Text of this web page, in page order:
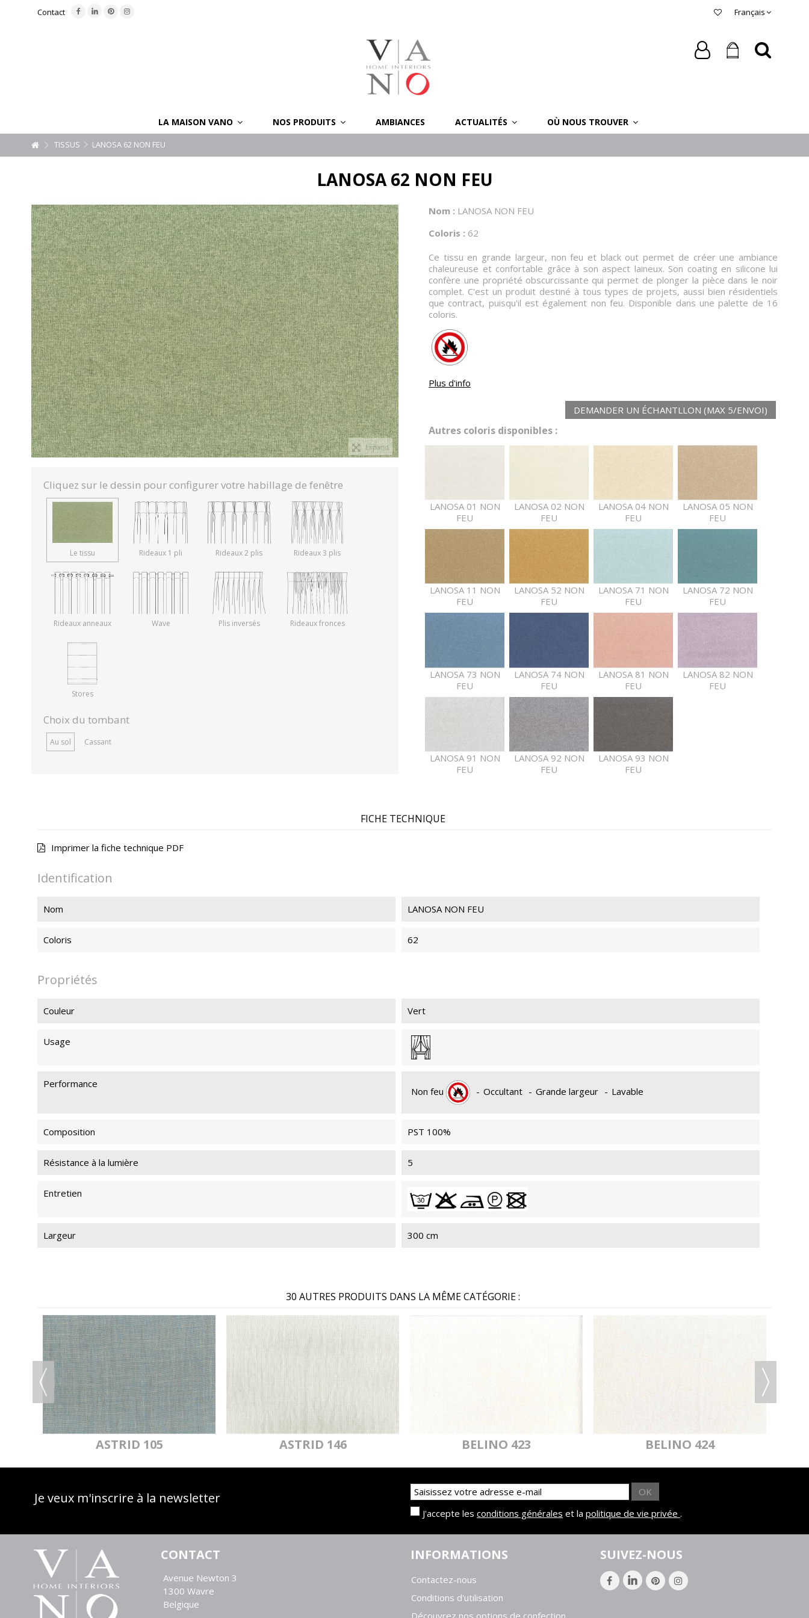
Français
Contact
LA MAISON VANO NOS PRODUITS AMBIANCES ACTUALITÉS OÙ NOUS TROUVER
TISSUS LANOSA 62 NON FEU
LANOSA 62 NON FEU
Expand
Cliquez sur le dessin pour configurer votre habillage de fenêtre
Le tissu Rideaux 1 pli Rideaux 2 plis Rideaux 3 plis
Rideaux anneaux Wave Plis inversés Rideaux fronces
Stores
Choix du tombant
Au sol Cassant
Nom : LANOSA NON FEU
Coloris : 62
Ce tissu en grande largeur, non feu et black out permet de créer une ambiance
chaleureuse et confortable grâce à son aspect laineux. Son coating en silicone lui
confère une propriété obscurcissante qui permet de plonger la pièce dans le noir
complet. C'est un produit destiné à tous types de projets, aussi bien résidentiels
que contract, puisqu'il est également non feu. Disponible dans une palette de 16
coloris.
Plus d'info
DEMANDER UN ÉCHANTLLON (MAX 5/ENVOI)
Autres coloris disponibles :
LANOSA 01 NON
FEU
LANOSA 02 NON
FEU
LANOSA 04 NON
FEU
LANOSA 05 NON
FEU
LANOSA 11 NON
FEU
LANOSA 52 NON
FEU
LANOSA 71 NON
FEU
LANOSA 72 NON
FEU
LANOSA 73 NON
FEU
LANOSA 74 NON
FEU
LANOSA 81 NON
FEU
LANOSA 82 NON
FEU
LANOSA 91 NON
FEU
LANOSA 92 NON
FEU
LANOSA 93 NON
FEU
FICHE TECHNIQUE
Imprimer la fiche technique PDF
Identification
Nom LANOSA NON FEU
Coloris 62
Propriétés
Couleur Vert
Usage
Performance
Non feu - Occultant - Grande largeur - Lavable
Composition PST 100%
Résistance à la lumière 5
Entretien
Largeur 300 cm
30 AUTRES PRODUITS DANS LA MÊME CATÉGORIE :
ASTRID 105 ASTRID 146 BELINO 423 BELINO 424
Je veux m'inscrire à la newsletter
OK
J'accepte les conditions générales et la politique de vie privée .
CONTACT
Avenue Newton 3
1300 Wavre
Belgique
INFORMATIONS
Contactez-nous
Conditions d'utilisation
SUIVEZ-NOUS